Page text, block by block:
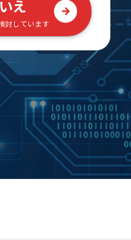
え
討しています